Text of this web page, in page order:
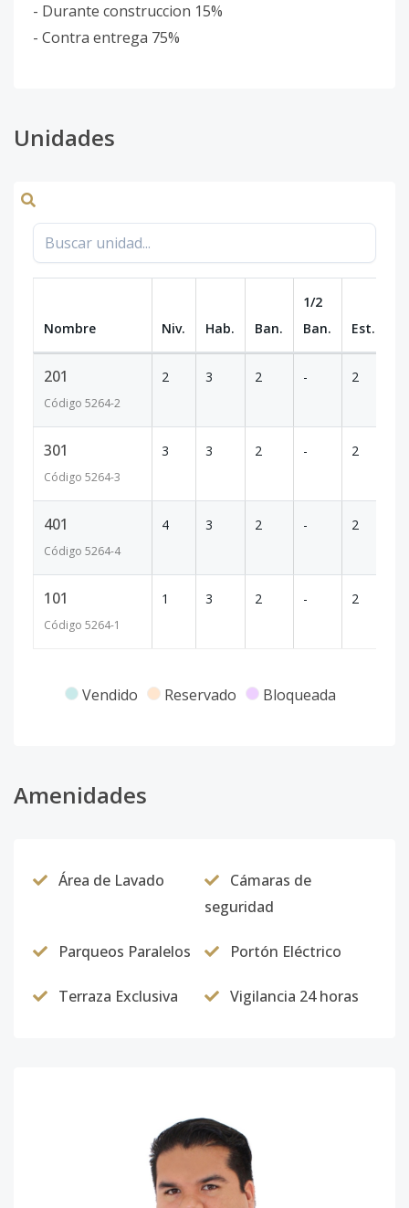
- Durante construccion 15%
- Contra entrega 75%
Unidades
Nombre Niv. Hab. Ban.
1/2
Ban.
Est.
201
Código 5264-2
2 3 2 - 2
301
Código 5264-3
3 3 2 - 2
401
Código 5264-4
4 3 2 - 2
101
Código 5264-1
1 3 2 - 2
Vendido Reservado Bloqueada
Amenidades
Área de Lavado
Cámaras de
seguridad
Parqueos Paralelos Portón Eléctrico
Terraza Exclusiva Vigilancia 24 horas